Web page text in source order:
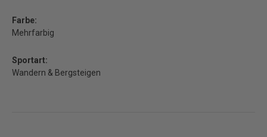
Farbe:
Mehrfarbig
Sportart:
Wandern & Bergsteigen